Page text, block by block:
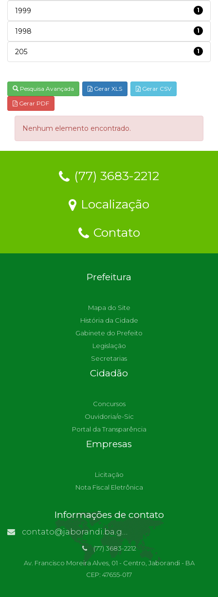
1999 1
1998 1
205 1
Pesquisa Avançada Gerar XLS
Gerar CSV
Gerar PDF
Nenhum elemento encontrado.
(77) 3683-2212
Localização
Contato
Prefeitura
Mapa do Site
História da Cidade
Gabinete do Prefeito
Legislação
Secretarias
Cidadão
Concursos
Ouvidoria/e-Sic
Portal da Transparência
Empresas
Licitação
Nota Fiscal Eletrônica
Informações de contato
contato@jaborandi.ba.gov.br | Funcionário Responsável: Ronaldo Da Paz Dourado
(77) 3683-2212
Av. Francisco Moreira Alves, 01 - Centro, Jaborandi - BA
CEP: 47655-017